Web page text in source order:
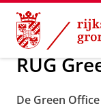
Skip
Content
Skip
Navigation
Over ons
RUG
De Green